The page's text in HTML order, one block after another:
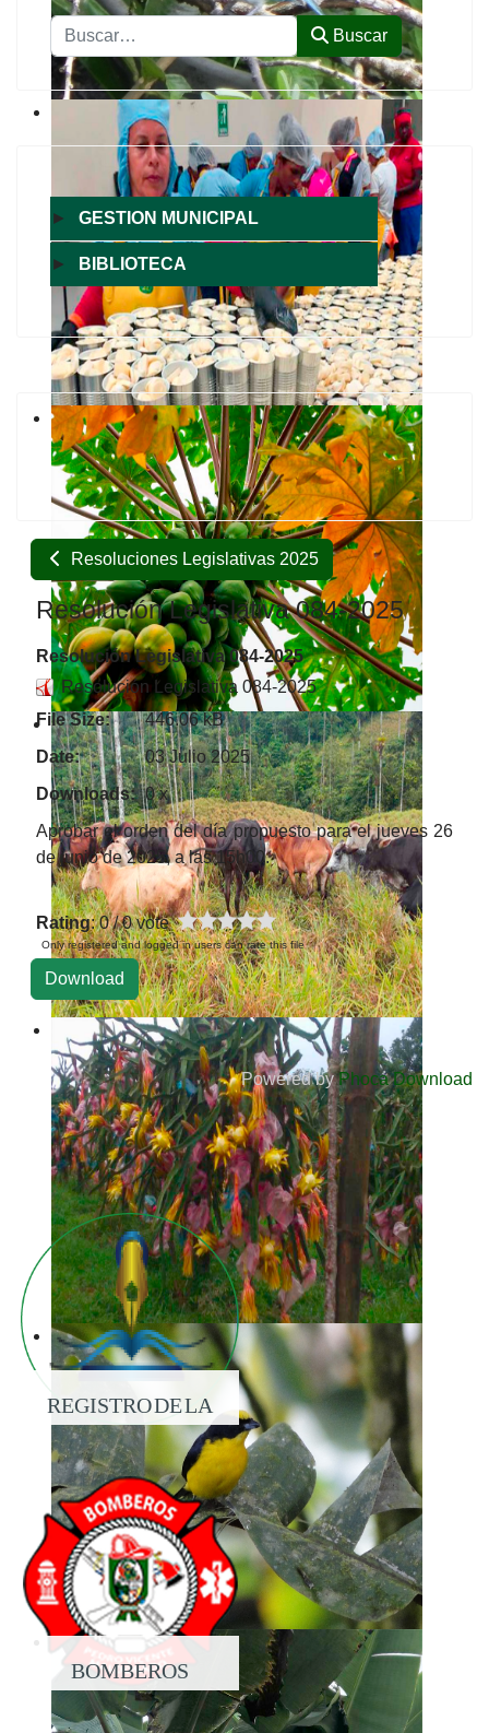
Buscar Buscar
► GESTION MUNICIPAL
► BIBLIOTECA
Resoluciones Legislativas 2025
Resolución Legislativa 084-2025
Resolución Legislativa 084-2025
Resolución Legislativa 084-2025
File Size:
446.06 kB
Date:
03 Julio 2025
Downloads: 0 x
Aprobar el orden del día propuesto para el jueves 26
de junio de 2025, a las 15h00.
Rating: 0 / 0 vote
Only registered and logged in users can rate this file
Powered byPhoca Download
REGISTRO DE LA
PROPIEDAD
BOMBEROS